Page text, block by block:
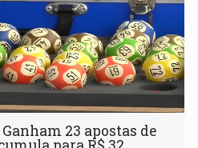
23 apostas de